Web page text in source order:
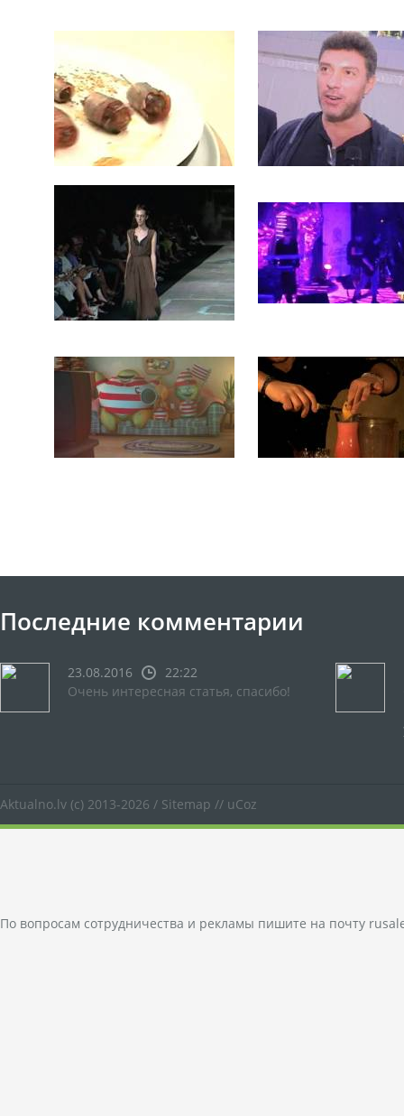
Последние комментарии
23.08.2016
22:22
Очень интересная статья, спасибо!
Aktualno.lv (c) 2013-2026 / Sitemap // uCoz
По вопросам сотрудничества и рекламы пишите на почту